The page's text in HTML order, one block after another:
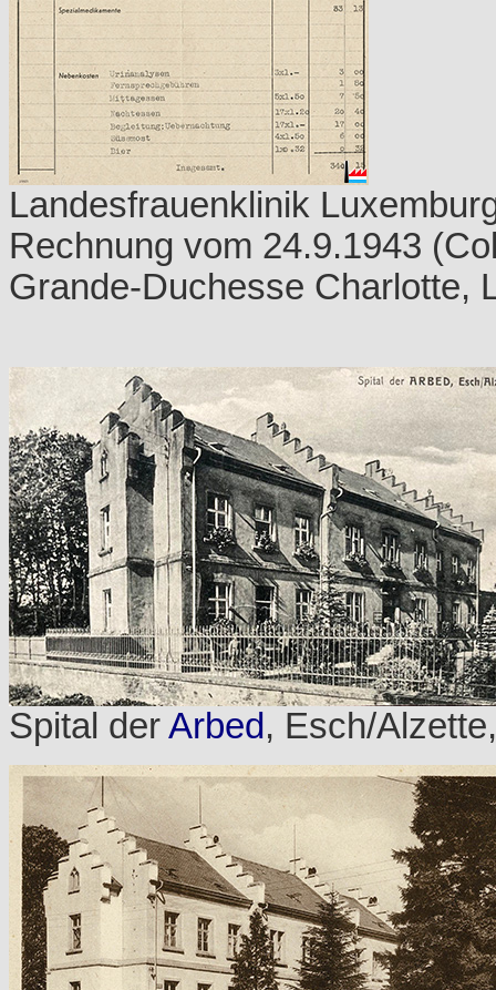
Landesfrauenklinik
Rechnung vom 24.9.1943
Grande-Duchesse Charlotte,
Spital derArbed, Esch/